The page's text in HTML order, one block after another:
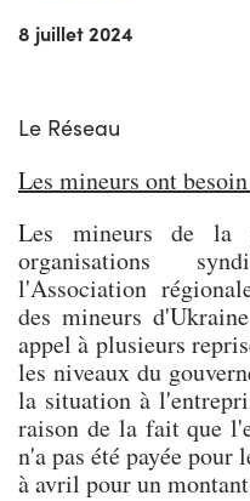
8 juillet 2024
Le Réseau
Les mineurs ont
Les mineurs de
organisations
l'Association
des mineurs
appel à plusieurs
les niveaux du
la situation à
raison de la fait que
n'a pas été payée pour
à avril pour un